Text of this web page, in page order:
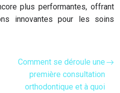
plus performantes, offrant
innovantes pour les soins
Comment se déroule une
première consultation
orthodontique et à quoi